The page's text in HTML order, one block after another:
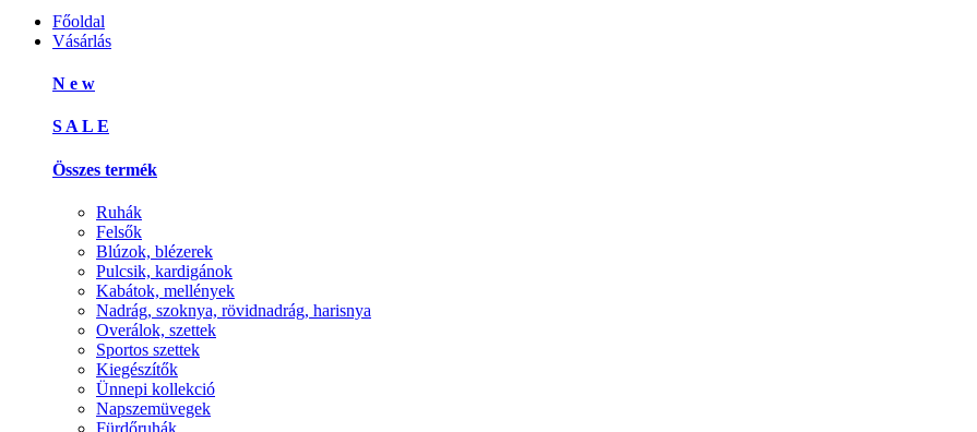
Főoldal
Vásárlás
N e w
S A L E
Összes termék
Ruhák
Felsők
Blúzok, blézerek
Pulcsik, kardigánok
Kabátok, mellények
Nadrág, szoknya, rövidnadrág, harisnya
Overálok, szettek
Sportos szettek
Kiegészítők
Ünnepi kollekció
Napszemüvegek
Fürdőruhák